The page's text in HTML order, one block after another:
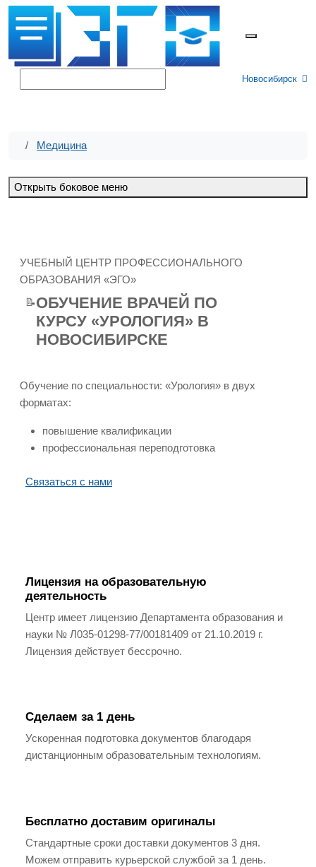
Новосибирск
Медицина
Открыть боковое меню
УЧЕБНЫЙ ЦЕНТР ПРОФЕССИОНАЛЬНОГО
ОБРАЗОВАНИЯ «ЭГО»
📝ОБУЧЕНИЕ ВРАЧЕЙ ПО
КУРСУ «УРОЛОГИЯ» В
НОВОСИБИРСКЕ
Обучение по специальности: «Урология» в двух
форматах:
повышение квалификации
профессиональная переподготовка
Связаться с нами
Лицензия на образовательную
деятельность
Центр имеет лицензию Департамента образования и
науки № Л035-01298-77/00181409 от 21.10.2019 г.
Лицензия действует бессрочно.
Сделаем за 1 день
Ускоренная подготовка документов благодаря
дистанционным образовательным технологиям.
Бесплатно доставим оригиналы
Стандартные сроки доставки документов 3 дня.
Можем отправить курьерской службой за 1 день.